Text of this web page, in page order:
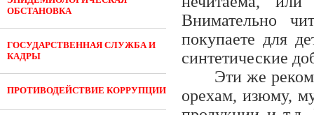
ОБСТАНОВКА
ГОСУДАРСТВЕННАЯ СЛУЖБА И
КАДРЫ
ПРОТИВОДЕЙСТВИЕ КОРРУПЦИИ
Внимательно
покупаете для
синтетические
Эти же
орехам, изюму,